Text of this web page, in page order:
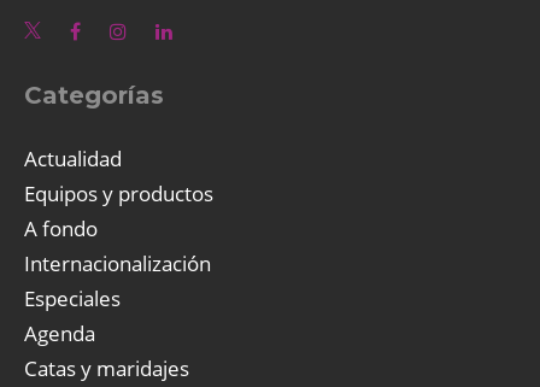
Categorías
Actualidad
Equipos y productos
A fondo
Internacionalización
Especiales
Agenda
Catas y maridajes